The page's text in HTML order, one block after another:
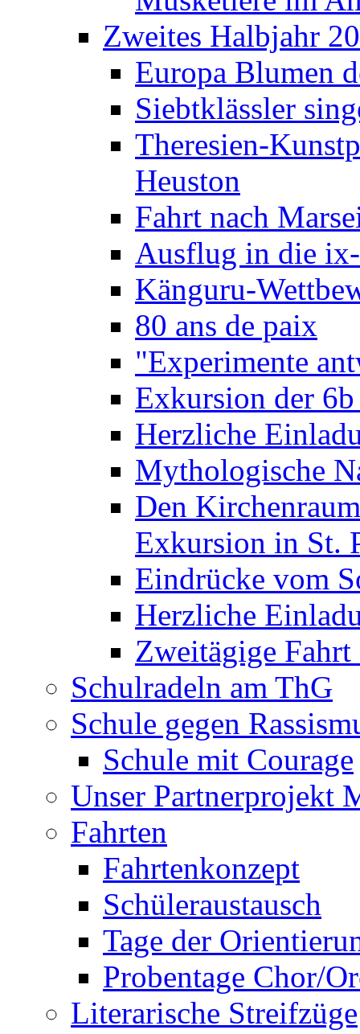
Zweites Halbjahr
Europa Blumen
Siebtklässler
Theresien-
Heuston
Fahrt nach
Ausflug in die
Känguru-
80 ans de paix
"Experimente
Exkursion der
Herzliche
Mythologische
Den
Exkursion in St.
Eindrücke vom
Herzliche
Zweitägige
Schulradeln am ThG
Schule gegen
Schule mit Courage
Unser Partnerprojekt
Fahrten
Fahrtenkonzept
Schüleraustausch
Tage der
Probentage Chor/
Literarische Streifzüge